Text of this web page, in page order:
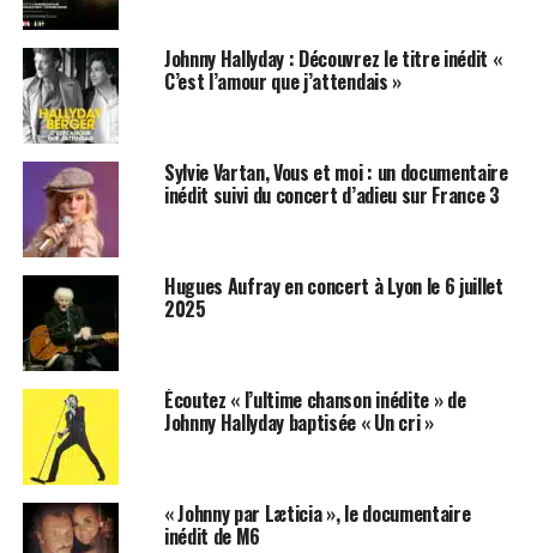
Fidèle à l’habitude prise avec Johnny il nous offre, en
prime, deux reprises somptueuses des standards de deux
autres géants :
Ne me quitte pas(Jacques Brel) etLove
me tender(
DISPONIBLES ICI
SUJETS ASSOCIÉS:
Johnny Hallyday : Découvrez le titre inédit «
C’est l’amour que j’attendais »
Sylvie Vartan, Vous et moi : un documentaire
inédit suivi du concert d’adieu sur France 3
Hugues Aufray en concert à Lyon le 6 juillet
2025
Écoutez « l’ultime chanson inédite » de
Johnny Hallyday baptisée « Un cri »
« Johnny par Læticia », le documentaire
inédit de M6